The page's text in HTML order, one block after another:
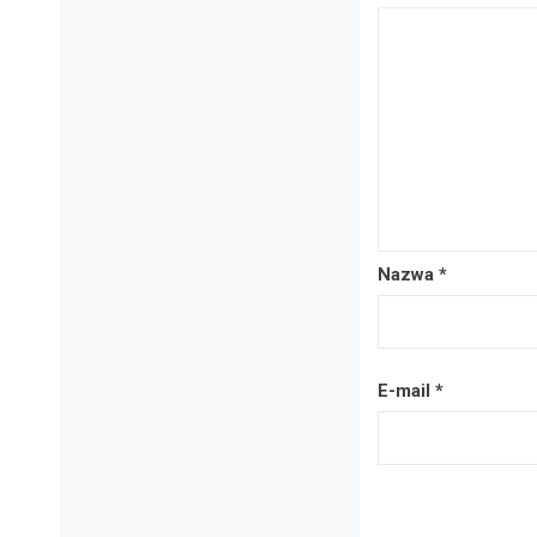
Nazwa *
E-mail *